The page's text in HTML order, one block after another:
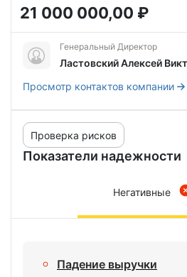
21 000 000,00 ₽
Генеральный Директор
Ластовский Алексей
Просмотр контактов компании
Показатели надежности
Проверка рисков
Негативные
Падение выручки